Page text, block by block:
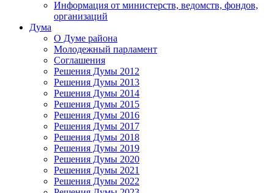
Информация от министерств, ведомств, фондов,
организаций
Дума
О Думе района
Молодежный парламент
Соглашения
Решения Думы 2012
Решения Думы 2013
Решения Думы 2014
Решения Думы 2015
Решения Думы 2016
Решения Думы 2017
Решения Думы 2018
Решения Думы 2019
Решения Думы 2020
Решения Думы 2021
Решения Думы 2022